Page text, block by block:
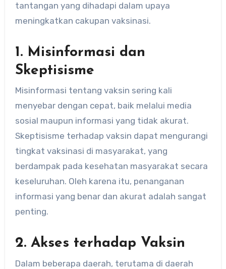
tantangan yang dihadapi dalam upaya
meningkatkan cakupan vaksinasi.
1. Misinformasi dan
Skeptisisme
Misinformasi tentang vaksin sering kali
menyebar dengan cepat, baik melalui media
sosial maupun informasi yang tidak akurat.
Skeptisisme terhadap vaksin dapat mengurangi
tingkat vaksinasi di masyarakat, yang
berdampak pada kesehatan masyarakat secara
keseluruhan. Oleh karena itu, penanganan
informasi yang benar dan akurat adalah sangat
penting.
2. Akses terhadap Vaksin
Dalam beberapa daerah, terutama di daerah